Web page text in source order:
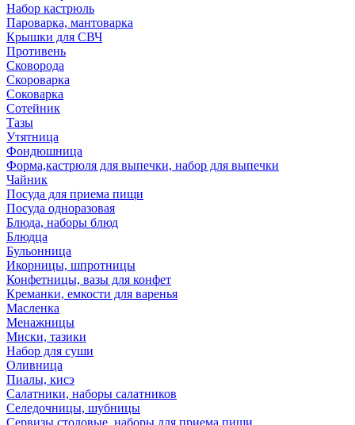
Набор кастрюль
Пароварка, мантоварка
Крышки для СВЧ
Противень
Сковорода
Скороварка
Соковарка
Сотейник
Тазы
Утятница
Фондюшница
Форма,кастрюля для выпечки, набор для выпечки
Чайник
Посуда для приема пищи
Посуда одноразовая
Блюда, наборы блюд
Блюдца
Бульонница
Икорницы, шпротницы
Конфетницы, вазы для конфет
Креманки, емкости для варенья
Масленка
Менажницы
Миски, тазики
Набор для суши
Оливница
Пиалы, кисэ
Салатники, наборы салатников
Селедочницы, шубницы
Сервизы столовые, наборы для приема пищи